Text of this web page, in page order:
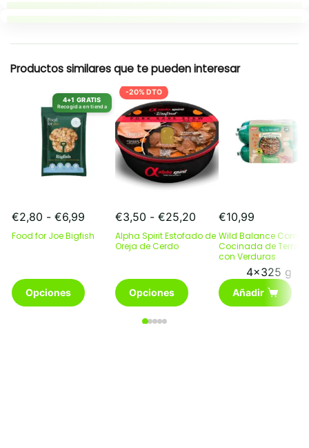
Productos similares que te pueden interesar
€2,80 - €6,99 Rango
de
precios:
€6,99
4+1 GRATIS
Recogida en tienda
Food for Joe Bigfish
Opciones
Este
producto
-20% DTO
€3,50 - €25,20 Rango
de
precios:
desde
hasta
€25,20
Alpha Spirit Estofado de
Oreja de Cerdo
Opciones
Este
producto
múltiples
€10,99
Wild Balance
Cocinada de Ternera
con Verduras
4x325 g
Añadir